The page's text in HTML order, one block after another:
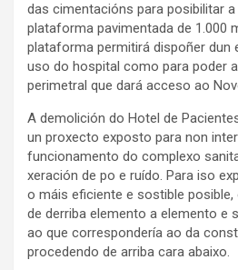
das cimentacións para posibilitar
plataforma pavimentada de 1.000
plataforma permitirá dispoñer dun
uso do hospital como para poder
perimetral que dará acceso ao
A demolición do Hotel de
un proxecto exposto para non
funcionamento do complexo
xeración de po e ruído. Para iso
o máis eficiente e sostible
de derriba elemento a elemento e
ao que correspondería ao da
procedendo de arriba cara abaixo.